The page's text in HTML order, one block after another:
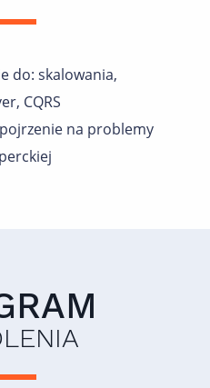
do: skalowania,
CQRS
na problemy